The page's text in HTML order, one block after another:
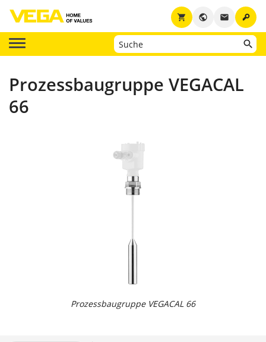
key
email
public
shopping_cart
Prozessbaugruppe VEGACAL
66
Prozessbaugruppe VEGACAL 66